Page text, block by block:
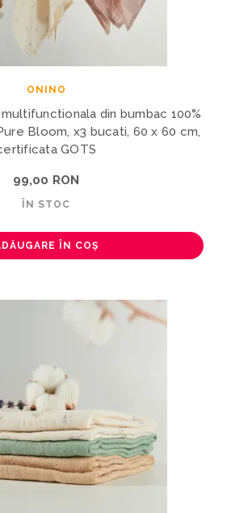
ONINO
din bumbac 100%
Bloom, x3 bucati, 60 x 60 cm,
GOTS
99,00 RON
ÎN STOC
ÎN COȘ